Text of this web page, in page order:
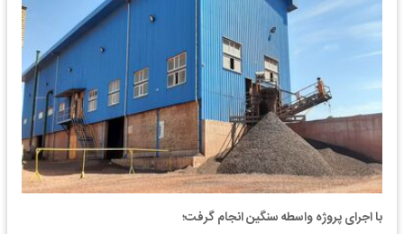
با اجرای پروژه واسطه سنگین انجام گرفت؛